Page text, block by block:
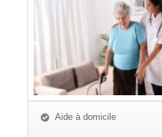
Aide à domicile